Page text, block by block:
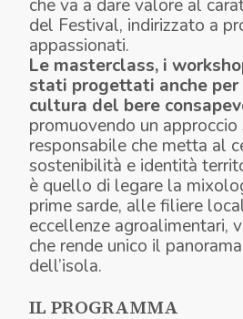
che va a dare valore al
del Festival, indirizzato a
appassionati.
Le masterclass, i
stati progettati anche per
cultura del bere
promuovendo un approccio
responsabile che metta al
sostenibilità e identità
è quello di legare la
prime sarde, alle filiere
eccellenze agroalimentari,
che rende unico il
dell’isola.
IL PROGRAMMA